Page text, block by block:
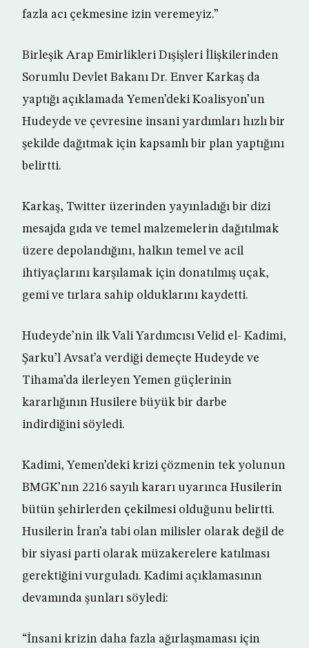
fazla acı çekmesine izin veremeyiz.”
Birleşik Arap Emirlikleri Dışişleri İlişkilerinden
Sorumlu Devlet Bakanı Dr. Enver Karkaş da
yaptığı açıklamada Yemen’deki Koalisyon’un
Hudeyde ve çevresine insani yardımları hızlı bir
şekilde dağıtmak için kapsamlı bir plan yaptığını
belirtti.
Karkaş, Twitter üzerinden yayınladığı bir dizi
mesajda gıda ve temel malzemelerin dağıtılmak
üzere depolandığını, halkın temel ve acil
ihtiyaçlarını karşılamak için donatılmış uçak,
gemi ve tırlara sahip olduklarını kaydetti.
Hudeyde’nin ilk Vali Yardımcısı Velid el- Kadimi,
Şarku’l Avsat’a verdiği demeçte Hudeyde ve
Tihama’da ilerleyen Yemen güçlerinin
kararlığının Husilere büyük bir darbe
indirdiğini söyledi.
Kadimi, Yemen’deki krizi çözmenin tek yolunun
BMGK’nın 2216 sayılı kararı uyarınca Husilerin
bütün şehirlerden çekilmesi olduğunu belirtti.
Husilerin İran’a tabi olan milisler olarak değil de
bir siyasi parti olarak müzakerelere katılması
gerektiğini vurguladı. Kadimi açıklamasının
devamında şunları söyledi:
“İnsani krizin daha fazla ağırlaşmaması için